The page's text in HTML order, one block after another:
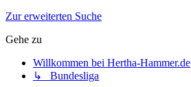
Zur erweiterten Suche
Gehe zu
Willkommen bei Hertha-Hammer.de
↳ Bundesliga